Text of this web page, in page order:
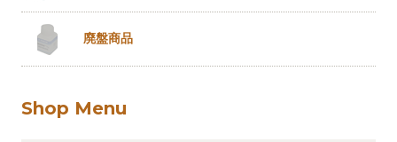
廃盤商品
Shop Menu